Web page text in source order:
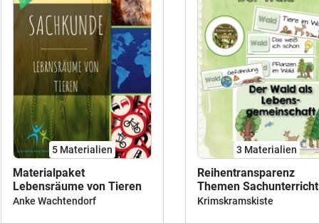
5 Materialien
Materialpaket
Lebensräume von Tieren
Anke Wachtendorf
3 Materialien
Reihentransparenz
Themen Sachunterricht
Klasse 4
Krimskramskiste